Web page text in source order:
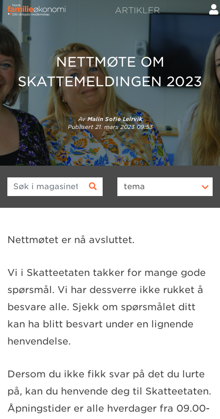
ARTIKLER
NETTMØTE OM
SKATTEMELDINGEN 2023
AvMalin Sofie Leirvik
Publisert 21. mars 2023 09:53
Søk i magasinet tema
Nettmøtet er nå avsluttet.
Vi i Skatteetaten takker for mange gode
spørsmål. Vi har dessverre ikke rukket å
besvare alle. Sjekk om spørsmålet ditt
kan ha blitt besvart under en lignende
henvendelse.
Dersom du ikke fikk svar på det du lurte
på, kan du henvende deg til Skatteetaten.
Åpningstider er alle hverdager fra 09.00-